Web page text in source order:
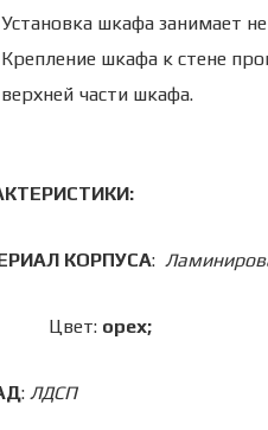
Установка шкафа занимает
Крепление шкафа к стене
верхней части шкафа.
КОРПУСА:
Цвет: орех;
: ЛДСП